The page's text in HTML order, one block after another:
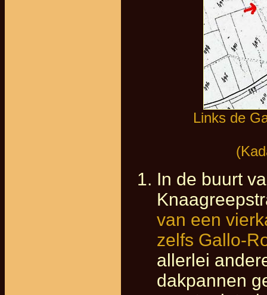
Links de
In de buurt
van een
zelfs Gallo-
allerlei
dakpannen